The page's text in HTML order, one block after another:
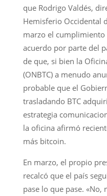
que Rodrigo Valdés,
Hemisferio Occidental
marzo el cumplimiento
acuerdo por parte del
de que, si bien la
(ONBTC) a menudo
probable que el
trasladando BTC
estrategia
la oficina afirmó
más bitcoin.
En marzo, el propio
recalcó que el país
pase lo que pase. «No,